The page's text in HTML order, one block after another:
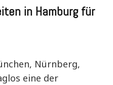
in Hamburg für
Nürnberg,
eine der